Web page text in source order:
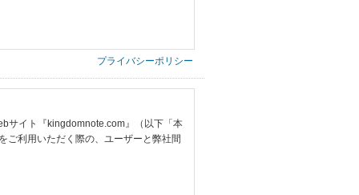
供いただいた情報）
写し等）、および当該書類に含まれる
れる住所※、投稿時にご提供いただいた
プライバシーポリシー
サイト『kingdomnote.com』（以下「本
ご利用いただく際の、ユーザーと弊社間